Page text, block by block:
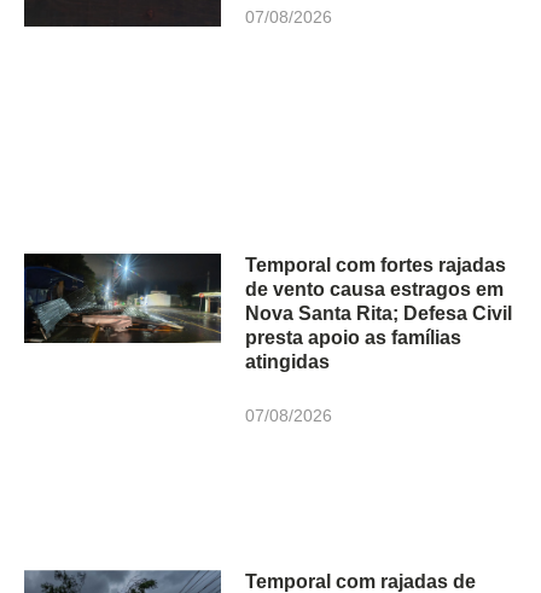
07/08/2026
Temporal com fortes rajadas
de vento causa estragos em
Nova Santa Rita; Defesa Civil
presta apoio as famílias
atingidas
07/08/2026
Temporal com rajadas de